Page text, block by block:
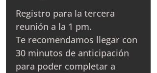
Registro para la tercera
reunión a la 1 pm.
Te recomendamos llegar con
30 minutos de anticipación
para poder completar a